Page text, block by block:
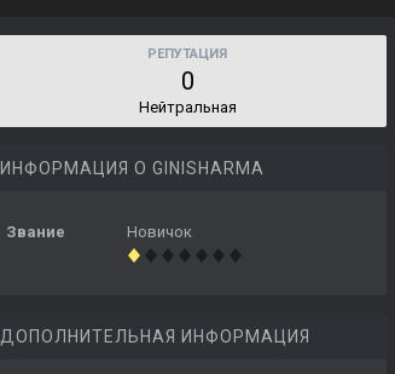
РЕПУТАЦИЯ
0
Нейтральная
ИНФОРМАЦИЯ О GINISHARMA
Звание Новичок
ДОПОЛНИТЕЛЬНАЯ ИНФОРМАЦИЯ